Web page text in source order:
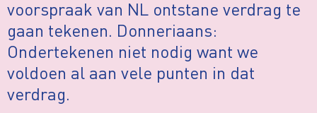
voorspraak van NL ontstane verdrag te
gaan tekenen. Donneriaans:
Ondertekenen niet nodig want we
voldoen al aan vele punten in dat
verdrag.